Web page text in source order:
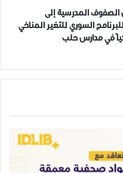
عامة"
الصفوف المدرسية إلى
السوري للتغير المناخي
في مدارس حلب